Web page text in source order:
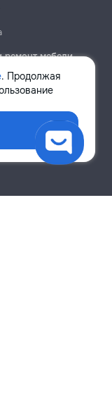
. Продолжая
ремонт мебели